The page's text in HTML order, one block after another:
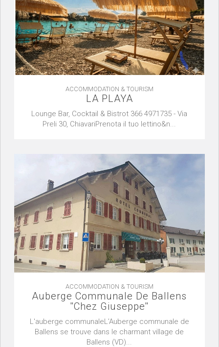
ACCOMMODATION & TOURISM
LA PLAYA
Lounge Bar, Cocktail & Bistrot 366 4971735 - Via
Preli 30, ChiavariPrenota il tuo lettino&n...
ACCOMMODATION & TOURISM
Auberge Communale De Ballens
''Chez Giuseppe''
L'auberge communaleL’Auberge communale de
Ballens se trouve dans le charmant village de
Ballens (VD)...